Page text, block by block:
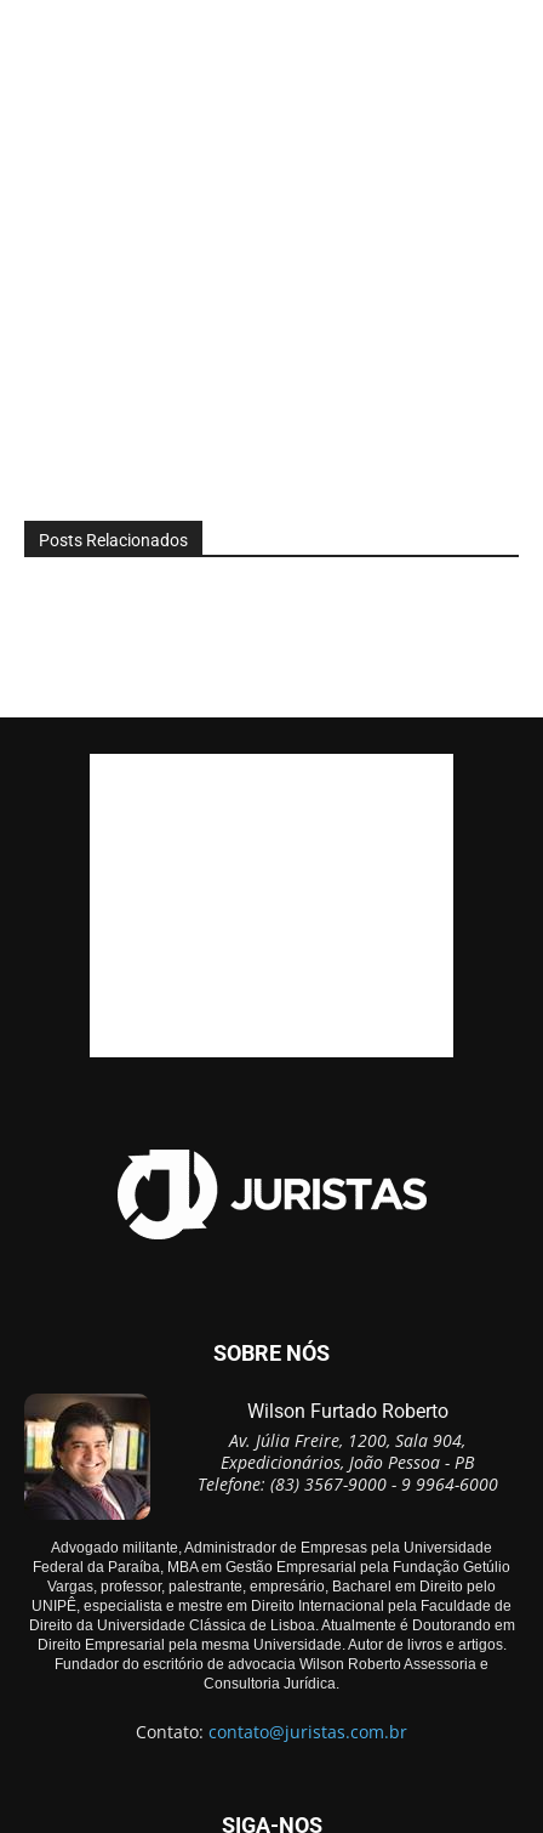
Posts Relacionados
SOBRE NÓS
Wilson Furtado Roberto
Av. Júlia Freire, 1200, Sala 904,
Expedicionários, João Pessoa - PB
Telefone: (83) 3567-9000 - 9 9964-6000
Advogado militante, Administrador de Empresas pela Universidade
Federal da Paraíba, MBA em Gestão Empresarial pela Fundação Getúlio
Vargas, professor, palestrante, empresário, Bacharel em Direito pelo
UNIPÊ, especialista e mestre em Direito Internacional pela Faculdade de
Direito da Universidade Clássica de Lisboa. Atualmente é Doutorando em
Direito Empresarial pela mesma Universidade. Autor de livros e artigos.
Fundador do escritório de advocacia Wilson Roberto Assessoria e
Consultoria Jurídica.
Contato: contato@juristas.com.br
SIGA-NOS